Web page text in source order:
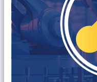
製
案
例】
科